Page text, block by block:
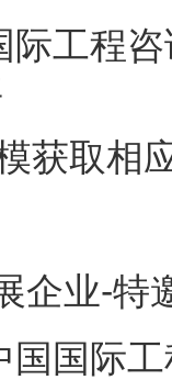
际工程
获取相
企业-
国国际